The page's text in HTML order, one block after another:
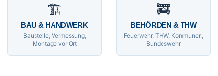
🏗
BAU & HANDWERK
Baustelle, Vermessung,
Montage vor Ort
🚒
BEHÖRDEN & THW
Feuerwehr, THW, Kommunen,
Bundeswehr